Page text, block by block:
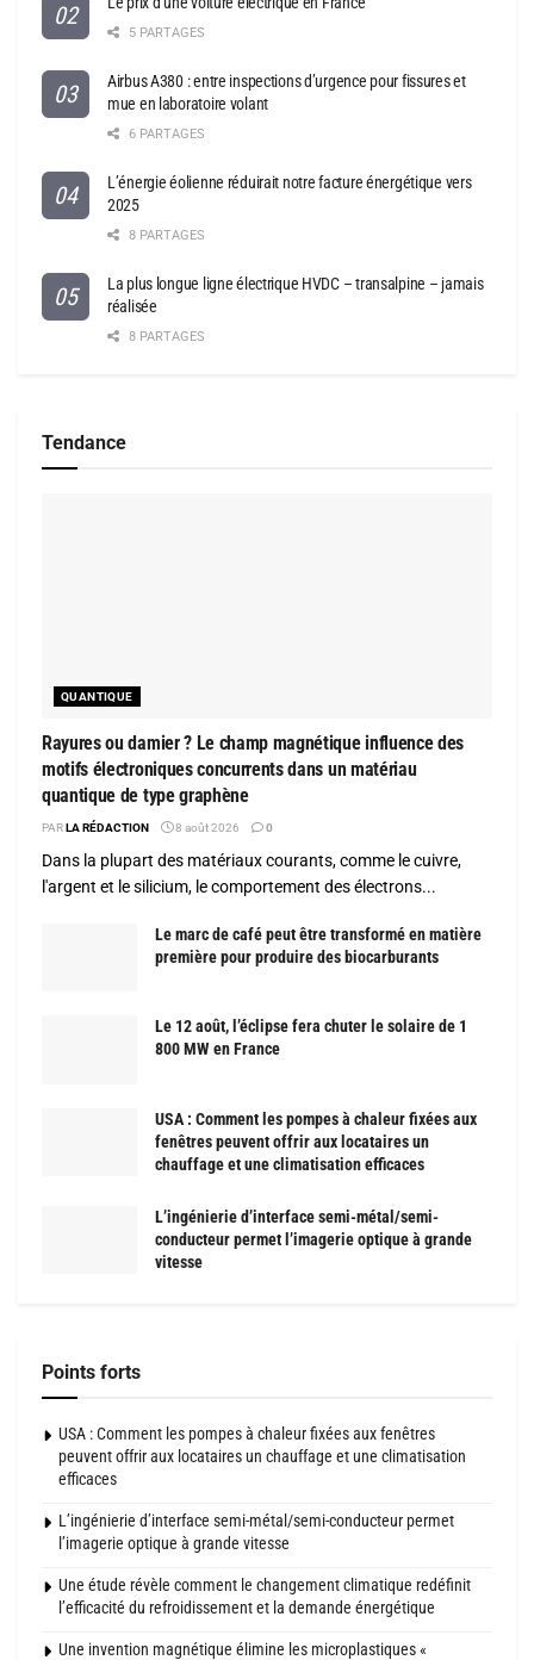
5 PARTAGES
Airbus A380 : entre inspections d’urgence pour fissures et
mue en laboratoire volant
6 PARTAGES
L’énergie éolienne réduirait notre facture énergétique vers
2025
8 PARTAGES
La plus longue ligne électrique HVDC – transalpine – jamais
réalisée
8 PARTAGES
Tendance
QUANTIQUE
Rayures ou damier ? Le champ magnétique influence des
motifs électroniques concurrents dans un matériau
quantique de type graphène
PARLA RÉDACTION 8 août 2026 0
Dans la plupart des matériaux courants, comme le cuivre,
l'argent et le silicium, le comportement des électrons...
Le marc de café peut être transformé en matière
première pour produire des biocarburants
Le 12 août, l’éclipse fera chuter le solaire de 1
800 MW en France
USA : Comment les pompes à chaleur fixées aux
fenêtres peuvent offrir aux locataires un
chauffage et une climatisation efficaces
L’ingénierie d’interface semi-métal/semi-
conducteur permet l’imagerie optique à grande
vitesse
Points forts
USA : Comment les pompes à chaleur fixées aux fenêtres
peuvent offrir aux locataires un chauffage et une climatisation
efficaces
L’ingénierie d’interface semi-métal/semi-conducteur permet
l’imagerie optique à grande vitesse
Une étude révèle comment le changement climatique redéfinit
l’efficacité du refroidissement et la demande énergétique
Une invention magnétique élimine les microplastiques «